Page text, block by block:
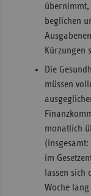
übernimmt,
beglichen
Kürzungen
Die
müssen
monatlich
im
lassen
Woche